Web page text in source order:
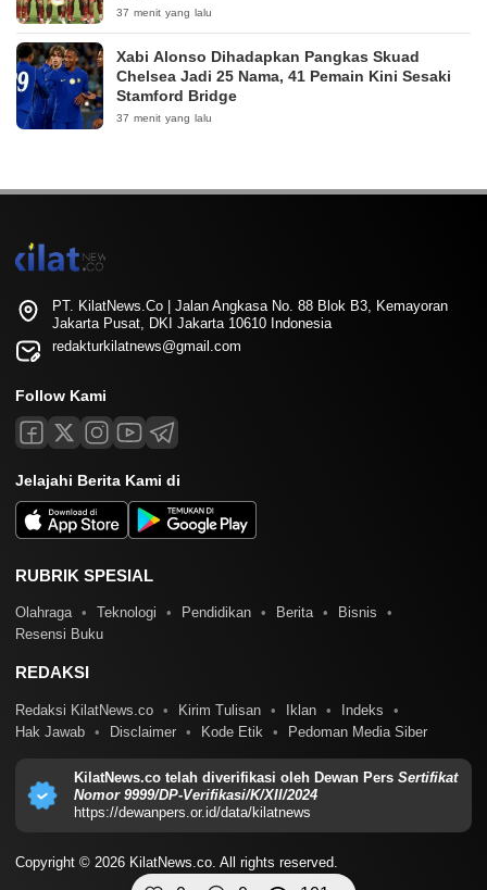
37 menit yang lalu
Xabi Alonso Dihadapkan Pangkas Skuad
Chelsea Jadi 25 Nama, 41 Pemain Kini Sesaki
Stamford Bridge
37 menit yang lalu
PT. KilatNews.Co | Jalan Angkasa No. 88 Blok B3, Kemayoran
Jakarta Pusat, DKI Jakarta 10610 Indonesia
redakturkilatnews@gmail.com
Follow Kami
Jelajahi Berita Kami di
RUBRIK SPESIAL
Olahraga Teknologi Pendidikan Berita
Bisnis
Resensi Buku
REDAKSI
Redaksi KilatNews.co Kirim Tulisan Iklan
Indeks
Hak Jawab
Disclaimer Kode Etik Pedoman Media Siber
KilatNews.co telah diverifikasi oleh Dewan Pers Sertifikat
Nomor 9999/DP-Verifikasi/K/XII/2024
https://dewanpers.or.id/data/kilatnews
Copyright © 2026 KilatNews.co. All rights reserved.